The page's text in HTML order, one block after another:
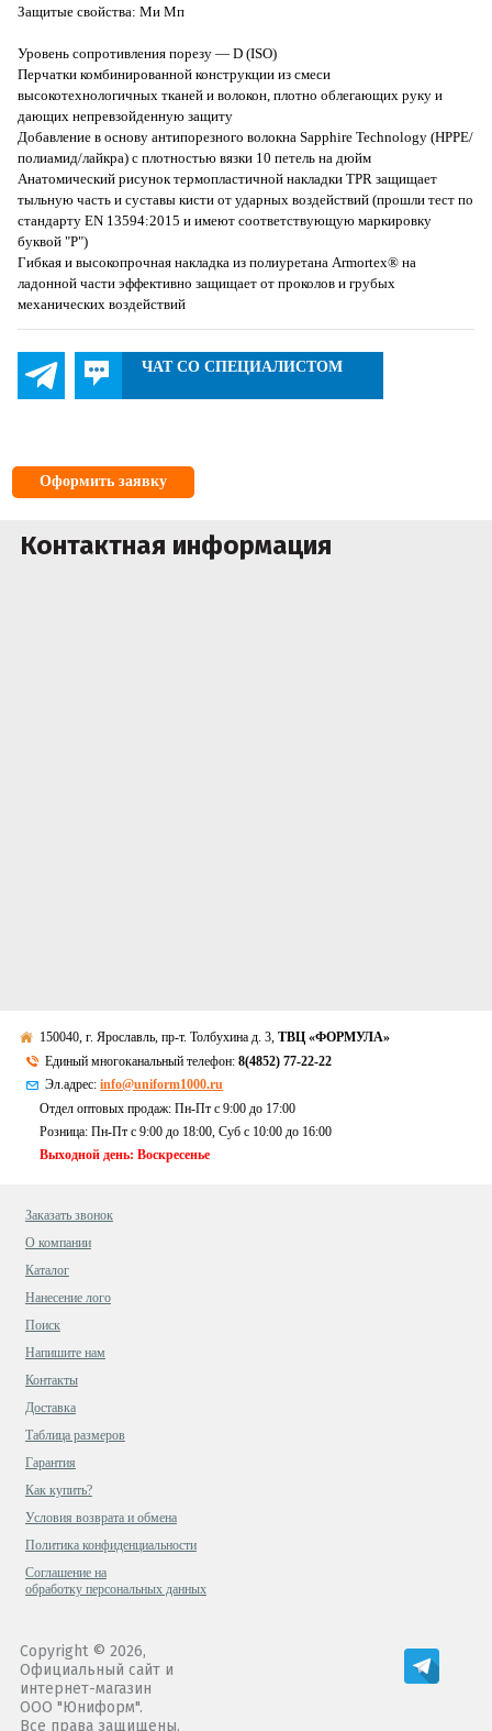
Защитые свойства: Ми Мп
Уровень сопротивления порезу — D (ISO)
Перчатки комбинированной конструкции из смеси
высокотехнологичных тканей и волокон, плотно облегающих руку и
дающих непревзойденную защиту
Добавление в основу антипорезного волокна Sapphire Technology (HPPE/
полиамид/лайкра) с плотностью вязки 10 петель на дюйм
Анатомический рисунок термопластичной накладки TPR защищает
тыльную часть и суставы кисти от ударных воздействий (прошли тест по
стандарту EN 13594:2015 и имеют соответствующую маркировку
буквой "P")
Гибкая и высокопрочная накладка из полиуретана Armortex® на
ладонной части эффективно защищает от проколов и грубых
механических воздействий
ЧАТ СО СПЕЦИАЛИСТОМ
Оформить заявку
Контактная информация
150040, г. Ярославль, пр-т. Толбухина д. 3,ТВЦ «ФОРМУЛА»
Единый многоканальный телефон:8(4852) 77-22-22
Эл.адрес:info@uniform1000.ru
Отдел оптовых продаж: Пн-Пт с 9:00 до 17:00
Розница: Пн-Пт с 9:00 до 18:00, Суб c 10:00 до 16:00
Выходной день: Воскресенье
Заказать звонок
О компании
Каталог
Нанесение лого
Поиск
Напишите нам
Контакты
Доставка
Таблица размеров
Гарантия
Как купить?
Условия возврата и обмена
Политика конфиденциальности
Cоглашение на
обработку персональных данных
Copyright © 2026,
Официальный сайт и
интернет-магазин
ООО "Юниформ".
Все права защищены.